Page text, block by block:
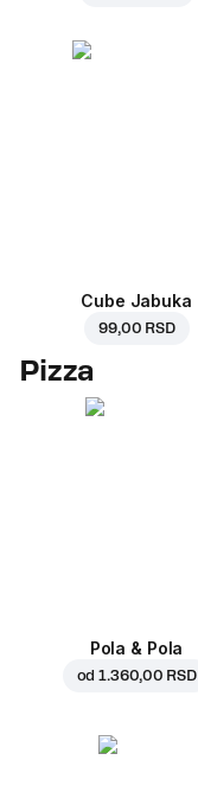
Cube Jabuka
99,00 RSD
Pizza
Pola & Pola
od1.360,00 RSD